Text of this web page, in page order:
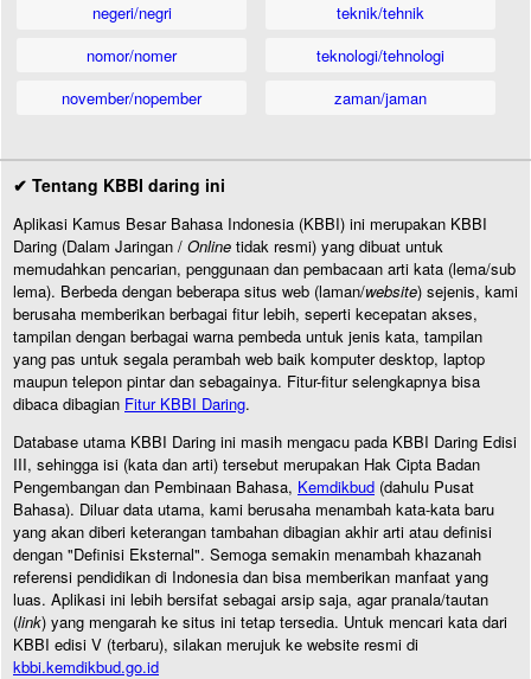
negeri/negri
nomor/nomer
november/nopember
teknik/tehnik
teknologi/tehnologi
zaman/jaman
✔ Tentang KBBI daring ini
Aplikasi Kamus Besar Bahasa Indonesia (KBBI) ini merupakan KBBI
Daring (Dalam Jaringan / Online tidak resmi) yang dibuat untuk
memudahkan pencarian, penggunaan dan pembacaan arti kata (lema/sub
lema). Berbeda dengan beberapa situs web (laman/website) sejenis, kami
berusaha memberikan berbagai fitur lebih, seperti kecepatan akses,
tampilan dengan berbagai warna pembeda untuk jenis kata, tampilan
yang pas untuk segala perambah web baik komputer desktop, laptop
maupun telepon pintar dan sebagainya. Fitur-fitur selengkapnya bisa
dibaca dibagian Fitur KBBI Daring.
Database utama KBBI Daring ini masih mengacu pada KBBI Daring Edisi
III, sehingga isi (kata dan arti) tersebut merupakan Hak Cipta Badan
Pengembangan dan Pembinaan Bahasa, Kemdikbud (dahulu Pusat
Bahasa). Diluar data utama, kami berusaha menambah kata-kata baru
yang akan diberi keterangan tambahan dibagian akhir arti atau definisi
dengan "Definisi Eksternal". Semoga semakin menambah khazanah
referensi pendidikan di Indonesia dan bisa memberikan manfaat yang
luas. Aplikasi ini lebih bersifat sebagai arsip saja, agar pranala/tautan
(link) yang mengarah ke situs ini tetap tersedia. Untuk mencari kata dari
KBBI edisi V (terbaru), silakan merujuk ke website resmi di
kbbi.kemdikbud.go.id